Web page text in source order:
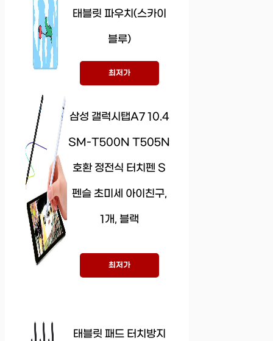
태블릿 파우치(스카이
블루)
최저가
삼성 갤럭시탭A7 10.4
SM-T500N T505N
호환 정전식 터치펜 S
펜슬 초미세 아이친구,
1개, 블랙
최저가
태블릿 패드 터치방지